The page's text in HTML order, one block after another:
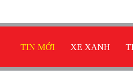
TIN MỚI XE XANH